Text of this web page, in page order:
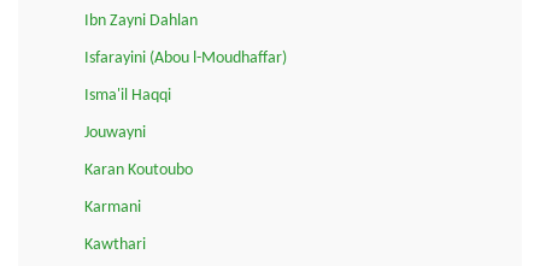
Ibn Zayni Dahlan
Isfarayini (Abou l-Moudhaffar)
Isma'il Haqqi
Jouwayni
Karan Koutoubo
Karmani
Kawthari